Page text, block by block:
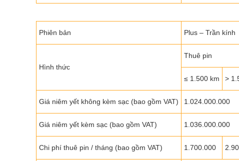
Phiên bản Plus – Trần kính
Hình thức
Thuê pin
≤ 1.500 km
>
Giá niêm yết không kèm sạc (bao gồm VAT) 1.024.000.000
Giá niêm yết kèm sạc (bao gồm VAT) 1.036.000.000
Chi phí thuê pin / tháng (bao gồm VAT) 1.700.000